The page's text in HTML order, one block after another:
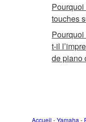
touches
t-il
de piano
Accueil - Yamaha -